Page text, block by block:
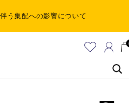
う集配への影響について